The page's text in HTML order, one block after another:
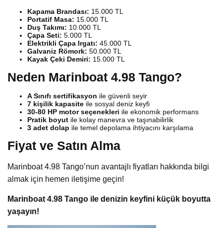
Kapama Brandası: 15.000 TL
Portatif Masa: 15.000 TL
Duş Takımı: 10.000 TL
Çapa Seti: 5.000 TL
Elektrikli Çapa Irgatı: 45.000 TL
Galvaniz Römork: 50.000 TL
Kayak Çeki Demiri: 15.000 TL
Neden Marinboat 4.98 Tango?
A Sınıfı sertifikasyon ile güvenli seyir
7 kişilik kapasite ile sosyal deniz keyfi
30-80 HP motor seçenekleri ile ekonomik performans
Pratik boyut ile kolay manevra ve taşınabilirlik
3 adet dolap ile temel depolama ihtiyacını karşılama
Fiyat ve Satın Alma
Marinboat 4.98 Tango’nun avantajlı fiyatları hakkında bilgi
almak için hemen iletişime geçin!
Marinboat 4.98 Tango ile denizin keyfini küçük boyutta
yaşayın!